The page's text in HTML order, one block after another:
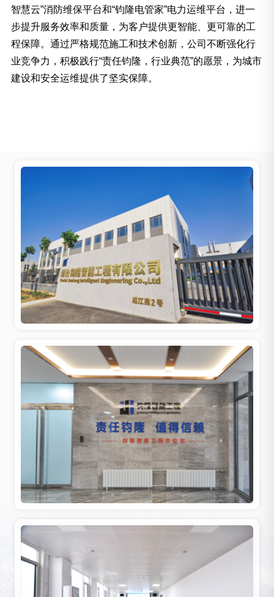
智慧云”消防维保平台和“钧隆电管家”电力运维平台，进一
步提升服务效率和质量，为客户提供更智能、更可靠的工
程保障。通过严格规范施工和技术创新，公司不断强化行
业竞争力，积极践行“责任钧隆，行业典范”的愿景，为城市
建设和安全运维提供了坚实保障。